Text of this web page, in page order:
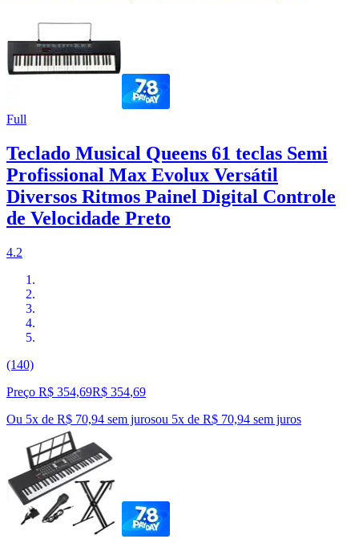
Full
Teclado Musical Queens 61 teclas Semi
Profissional Max Evolux Versátil
Diversos Ritmos Painel Digital Controle
de Velocidade Preto
4.2
(140)
Preço R$ 354,69R$ 354,69
Ou 5x de R$ 70,94 sem jurosou 5x de R$ 70,94 sem juros